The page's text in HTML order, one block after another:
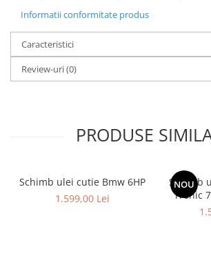
Informatii conformitate produs
Caracteristici
Review-uri(0)
PRODUSE
Schimb ulei cutie Bmw 6HP
1.599,00 Lei
NOU
Schimb
Tronic